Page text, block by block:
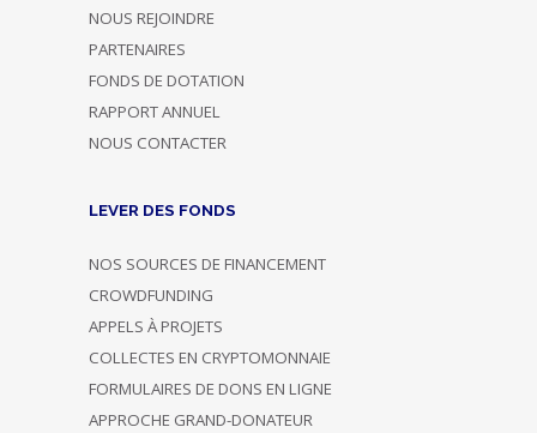
NOUS REJOINDRE
PARTENAIRES
FONDS DE DOTATION
RAPPORT ANNUEL
NOUS CONTACTER
LEVER DES FONDS
NOS SOURCES DE FINANCEMENT
CROWDFUNDING
APPELS À PROJETS
COLLECTES EN CRYPTOMONNAIE
FORMULAIRES DE DONS EN LIGNE
APPROCHE GRAND-DONATEUR